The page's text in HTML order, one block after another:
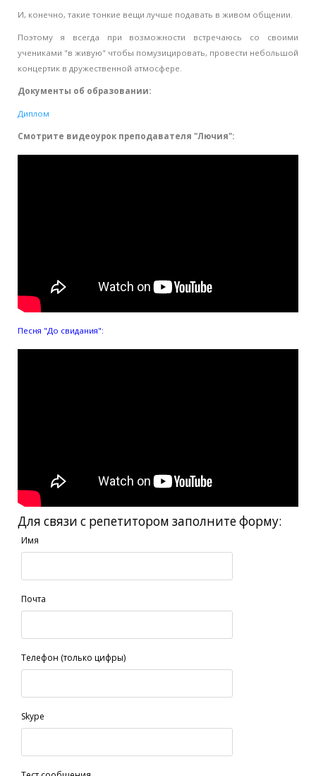
И, конечно, такие тонкие вещи лучше подавать в живом общении.
Поэтому я всегда при возможности встречаюсь со своими
учениками "в живую" чтобы помузицировать, провести небольшой
концертик в дружественной атмосфере.
Документы об образовании:
Диплом
Смотрите видеоурок преподавателя "Лючия":
Песня "До свидания":
Для связи с репетитором заполните форму:
Имя
Почта
Телефон (только цифры)
Skype